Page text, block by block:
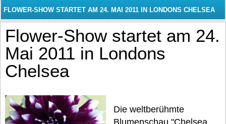
FLOWER-SHOW STARTET AM 24. MAI 2011 IN LONDONS CHELSEA
Flower-Show startet am 24.
Mai 2011 in Londons
Chelsea
Die weltberühmte
Blumenschau "Chelsea